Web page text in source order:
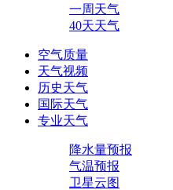
一周天气
40天天气
空气质量
天气视频
历史天气
国际天气
专业天气
降水量预报
气温预报
卫星云图